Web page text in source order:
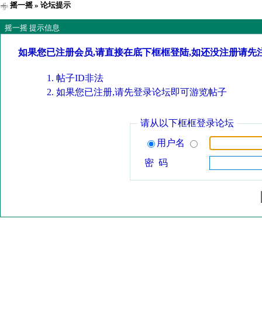
摇一摇» 论坛提示
摇一摇 提示信息
如果您已注册会员,请直接在底下框框登陆,如还没注册请先
帖子ID非法
如果您已注册,请先登录论坛即可游览帖子
请从以下框框登录论坛
用户名
密 码